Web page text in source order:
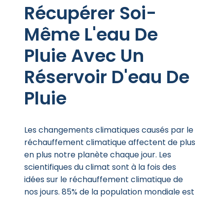
Récupérer Soi-
Même L'eau De
Pluie Avec Un
Réservoir D'eau De
Pluie
Les changements climatiques causés par le
réchauffement climatique affectent de plus
en plus notre planète chaque jour. Les
scientifiques du climat sont à la fois des
idées sur le réchauffement climatique de
nos jours. 85% de la population mondiale est